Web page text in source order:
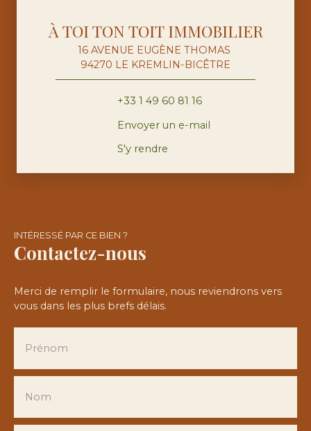
À TOI TON TOIT IMMOBILIER
16 AVENUE EUGÈNE THOMAS
94270 LE KREMLIN-BICÊTRE
+33 1 49 60 81 16
Envoyer un e-mail
S'y rendre
INTÉRESSÉ PAR CE BIEN ?
Contactez-nous
Merci de remplir le formulaire, nous reviendrons vers
vous dans les plus brefs délais.
Prénom
Nom